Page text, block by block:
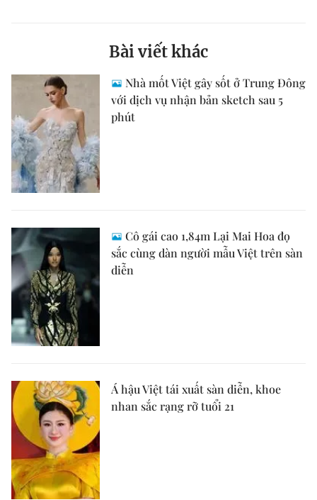
Bài viết khác
Nhà mốt Việt gây sốt ở Trung Đông
với dịch vụ nhận bản sketch sau 5
phút
Cô gái cao 1,84m Lại Mai Hoa đọ
sắc cùng dàn người mẫu Việt trên sàn
diễn
Á hậu Việt tái xuất sàn diễn, khoe
nhan sắc rạng rỡ tuổi 21